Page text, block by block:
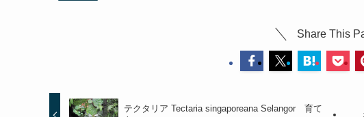
Share This
テクタリア Tectaria singaporeana Selangor 育て